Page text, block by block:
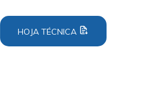
HOJA TÉCNICA